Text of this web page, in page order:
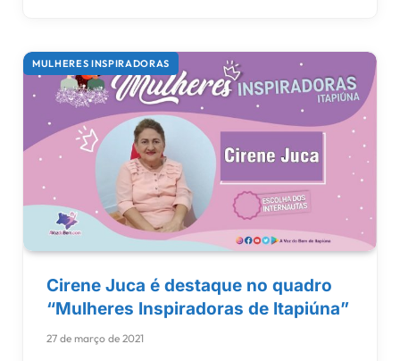
MULHERES INSPIRADORAS
Cirene Juca é destaque no quadro
“Mulheres Inspiradoras de Itapiúna”
27 de março de 2021